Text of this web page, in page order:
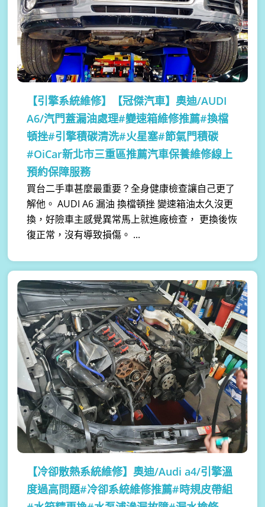
【引擎系統維修】
【冠傑汽車】奧迪/AUDI
A6/汽門蓋漏油處理#變速箱維修推薦#換檔
頓挫#引擎積碳清洗#火星塞#節氣門積碳
#OiCar新北市三重區推薦汽車保養維修線上
預約保障服務
買台二手車甚麼最重要？全身健康檢查讓自己更了
解他。 AUDI A6 漏油 換檔頓挫 變速箱油太久沒更
換，好險車主感覺異常馬上就進廠檢查， 更換後恢
復正常，沒有導致損傷。 ...
【冷卻散熱系統維修】奧迪/Audi a4/引擎溫
度過高問題#冷卻系統維修推薦#時規皮帶組